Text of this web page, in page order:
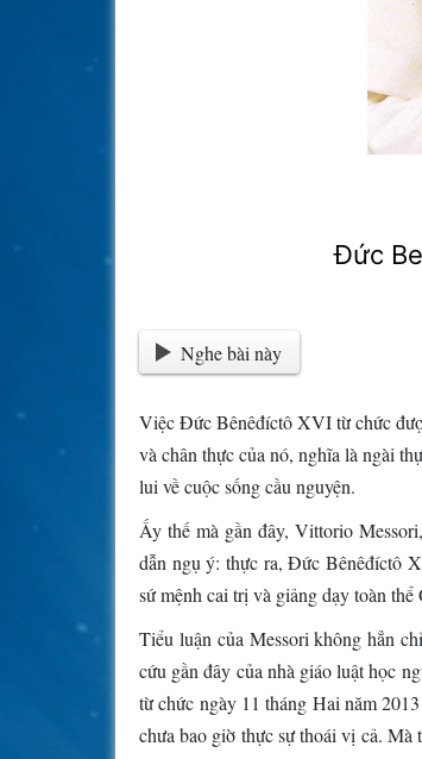
Đức
Nghe bài này
Việc Đức Bênêđíctô XVI từ chức
và chân thực của nó, nghĩa là ngài
lui về cuộc sống cầu nguyện.
Ấy thế mà gần đây, Vittorio
dẫn ngụ ý: thực ra, Đức Bênêđíctô
sứ mệnh cai trị và giảng dạy toàn
Tiểu luận của Messori không hẳn
cứu gần đây của nhà giáo luật học
từ chức ngày 11 tháng Hai năm
chưa bao giờ thực sự thoái vị cả.